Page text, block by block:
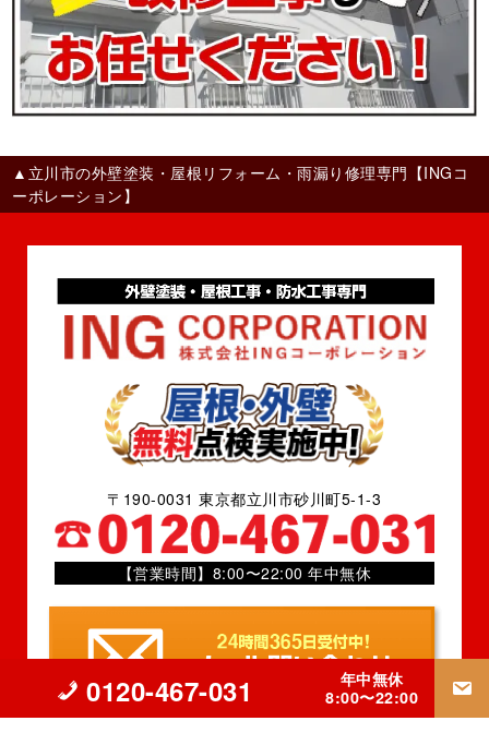
0120-467-031
年中無休
8:00〜22:00
▲立川市の外壁塗装・屋根リフォーム・雨漏り修理専門【INGコ
ーポレーション】
〒190-0031 東京都立川市砂川町5-1-3
【営業時間】8:00〜22:00 年中無休